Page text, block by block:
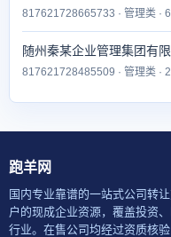
817621728665733 · 管理类 ·
随州秦某企业管理集团有
817621728485509 · 管理类 ·
跑羊网
国内专业靠谱的一站式公司转
户的现成企业资源，覆盖投资
行业。在售公司均经过资质核